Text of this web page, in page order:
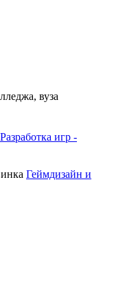
вуза
Геймдизайн и